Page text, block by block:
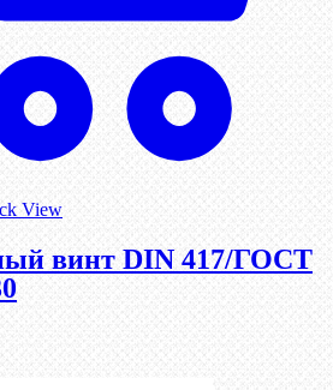
View
винт DIN 417/ГОСТ